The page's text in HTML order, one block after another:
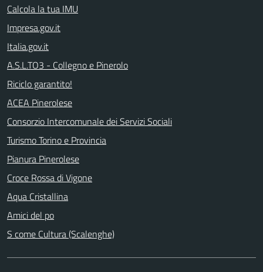
Calcola la tua IMU
Impresa.gov.it
Italia.gov.it
A.S.L.TO3 - Collegno e Pinerolo
Riciclo garantito!
ACEA Pinerolese
Consorzio Intercomunale dei Servizi Sociali
Turismo Torino e Provincia
Pianura Pinerolese
Croce Rossa di Vigone
Aqua Cristallina
Amici del po
S come Cultura (Scalenghe)